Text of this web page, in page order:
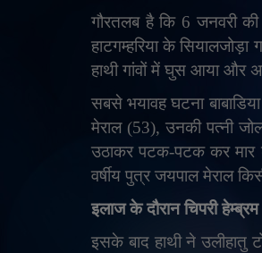
गौरतलब है कि 6 जनवरी
हाटगम्हरिया के
हाथी गांवों में घुस आया और
सबसे भयावह घटना
मेराल (53), उनकी पत्नी
उठाकर पटक-पटक कर मार
वर्षीय पुत्र जयपाल मेराल
इलाज के दौरान चिपरी
इसके बाद हाथी ने उलीहातु